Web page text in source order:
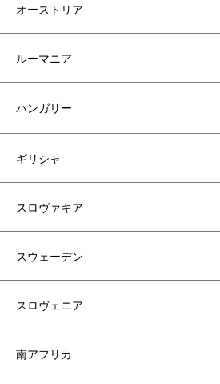
オーストリア
ルーマニア
ハンガリー
ギリシャ
スロヴァキア
スウェーデン
スロヴェニア
南アフリカ